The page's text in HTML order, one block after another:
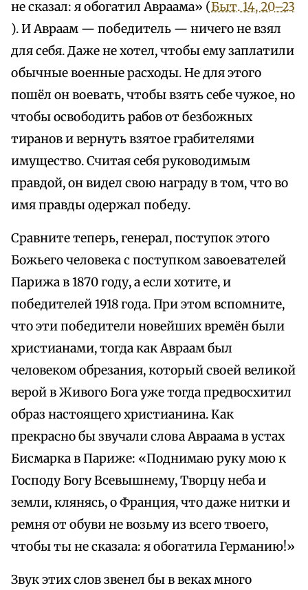
не сказал: я обогатил Авраама» (Быт. 14, 20–23
). И Авраам — победитель — ничего не взял
для себя. Даже не хотел, чтобы ему заплатили
обычные военные расходы. Не для этого
пошёл он воевать, чтобы взять себе чужое, но
чтобы освободить рабов от безбожных
тиранов и вернуть взятое грабителями
имущество. Считая себя руководимым
правдой, он видел свою награду в том, что во
имя правды одержал победу.
Сравните теперь, генерал, поступок этого
Божьего человека с поступком завоевателей
Парижа в 1870 году, а если хотите, и
победителей 1918 года. При этом вспомните,
что эти победители новейших времён были
христианами, тогда как Авраам был
человеком обрезания, который своей великой
верой в Живого Бога уже тогда предвосхитил
образ настоящего христианина. Как
прекрасно бы звучали слова Авраама в устах
Бисмарка в Париже: «Поднимаю руку мою к
Господу Богу Всевышнему, Творцу неба и
земли, клянясь, о Франция, что даже нитки и
ремня от обуви не возьму из всего твоего,
чтобы ты не сказала: я обогатила Германию!»
Звук этих слов звенел бы в веках много